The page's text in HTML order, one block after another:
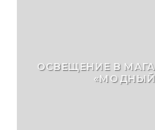
ОСВЕЩЕНИЕ В
«МОДНЫЙ